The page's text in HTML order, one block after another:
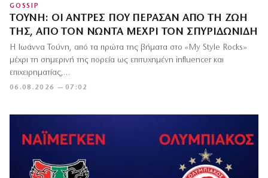
GOSSIP
ΤΟΎΝΗ: ΟΙ ΆΝΤΡΕΣ ΠΟΥ ΠΈΡΑΣΑΝ ΑΠΌ ΤΗ ΖΩΉ
ΤΗΣ, ΑΠΌ ΤΟΝ ΝΏΝΤΑ ΜΈΧΡΙ ΤΟΝ ΣΠΥΡΙΔΩΝΊΔΗ
06.08.2026 — 07:02
Η Ιωάννα Τούνη, από τα πρώτα της βήματα στο «My Style Rocks»
μέχρι τη σημερινή της πορεία ως επιτυχημένη influencer και
επιχειρηματίας,…